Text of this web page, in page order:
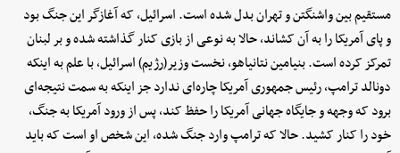
مستقیم بین واشنگتن و تهران بدل شده است. اسرائیل، که آغازگر این جنگ بود
و پای آمریکا را به آن کشاند، حالا به نوعی از بازی کنار گذاشته شده و بر لبنان
تمرکز کرده است. بنیامین نتانیاهو، نخست وزیر(رژیم) اسرائیل، با علم به اینکه
دونالد ترامپ، رئیس جمهوری آمریکا چاره‌ای ندارد جز اینکه به سمت نتیجه‌ای
برود که وجهه و جایگاه جهانی آمریکا را حفظ کند، پس از ورود آمریکا به جنگ،
خود را کنار کشید. حالا که ترامپ وارد جنگ شده، این شخص او است که باید